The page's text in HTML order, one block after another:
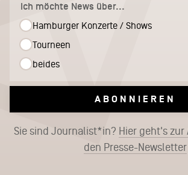
Ich möchte News über...
Hamburger Konzerte / Shows
Tourneen
beides
ABONNIEREN
Sie sind Journalist*in? Hier geht's
den Presse-Newsletter